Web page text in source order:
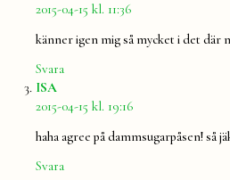
2015-04-15 kl. 11:36
känner igen mig så mycket i det där
Svara
ISA
2015-04-15 kl. 19:16
haha agree på dammsugarpåsen! så
Svara